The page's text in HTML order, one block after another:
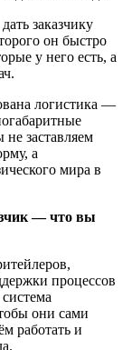
заказчику
он быстро
у него есть, а
логистика —
заставляем
а
мира в
— что вы
процессов
они сами
работать и